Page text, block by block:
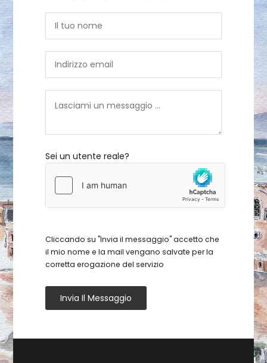
Sei un utente reale?
Cliccando su "Invia il messaggio" accetto che
il mio nome e la mail vengano salvate per la
corretta erogazione del servizio
Invia Il Messaggio